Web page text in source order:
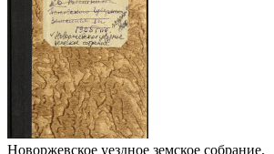
Новоржевское уездное земское собрание.